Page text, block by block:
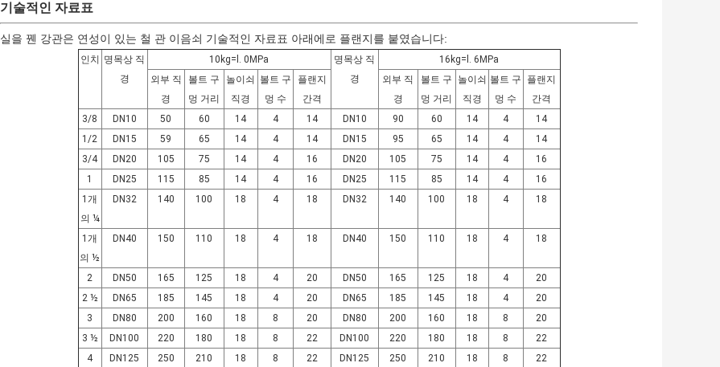
기술적인 자료표
실을 꿴 강관은 연성이 있는 철 관 이음쇠 기술적인 자료표 아래에로 플랜지를 붙였습니다:
인치
명목상 직
경
10kg=l. 0MPa
명목상 직
경
16kg=l. 6MPa
외부 직
경
볼트 구
멍 거리
놀이쇠
직경
볼트 구
멍 수
플랜지
간격
외부 직
경
볼트 구
멍 거리
놀이쇠
직경
볼트 구
멍 수
플랜지
간격
3/8
DN10 50 60 14 4 14 DN10 90 60 14 4
14
1/2
DN15 59 65 14 4 14 DN15 95 65 14 4
14
3/4
DN20 105 75 14 4 16 DN20 105 75 14 4
16
1
DN25 115 85 14 4 16 DN25 115 85 14 4
16
1개
의 ¼
DN32 140 100 18 4 18 DN32 140 100 18 4 18
1개
의 ½
DN40 150 110 18 4 18 DN40 150 110 18 4 18
2 DN50 165 125 18 4 20 DN50 165 125 18 4
20
2 ½
DN65 185 145 18 4 20 DN65 185 145 18 4
20
3
DN80 200 160 18 8 20 DN80 200 160 18 8
20
3 ½
DN100 220 180 18 8 22 DN100 220 180 18 8
22
4
DN125 250 210 18 8 22 DN125 250 210 18 8
22